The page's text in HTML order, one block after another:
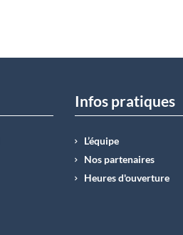
Infos pratiques
L’équipe
Nos partenaires
Heures d'ouverture